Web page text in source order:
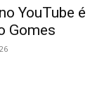
YouTube é
Gomes